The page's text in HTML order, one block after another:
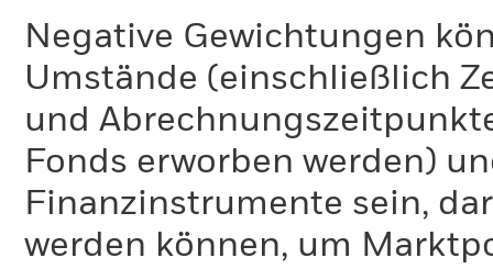
Negative Gewichtungen
Umstände (einschließlich
und
Fonds erworben werden)
Finanzinstrumente sein,
werden können, um